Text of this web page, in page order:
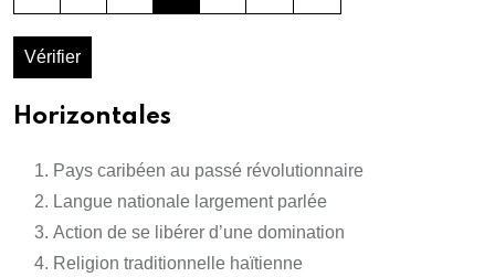
Vérifier
Horizontales
Pays caribéen au passé révolutionnaire
Langue nationale largement parlée
Action de se libérer d’une domination
Religion traditionnelle haïtienne